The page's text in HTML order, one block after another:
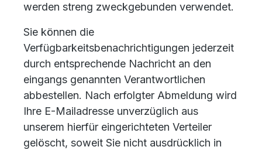
werden streng zweckgebunden verwendet.
Sie können die
Verfügbarkeitsbenachrichtigungen jederzeit
durch entsprechende Nachricht an den
eingangs genannten Verantwortlichen
abbestellen. Nach erfolgter Abmeldung wird
Ihre E-Mailadresse unverzüglich aus
unserem hierfür eingerichteten Verteiler
gelöscht, soweit Sie nicht ausdrücklich in